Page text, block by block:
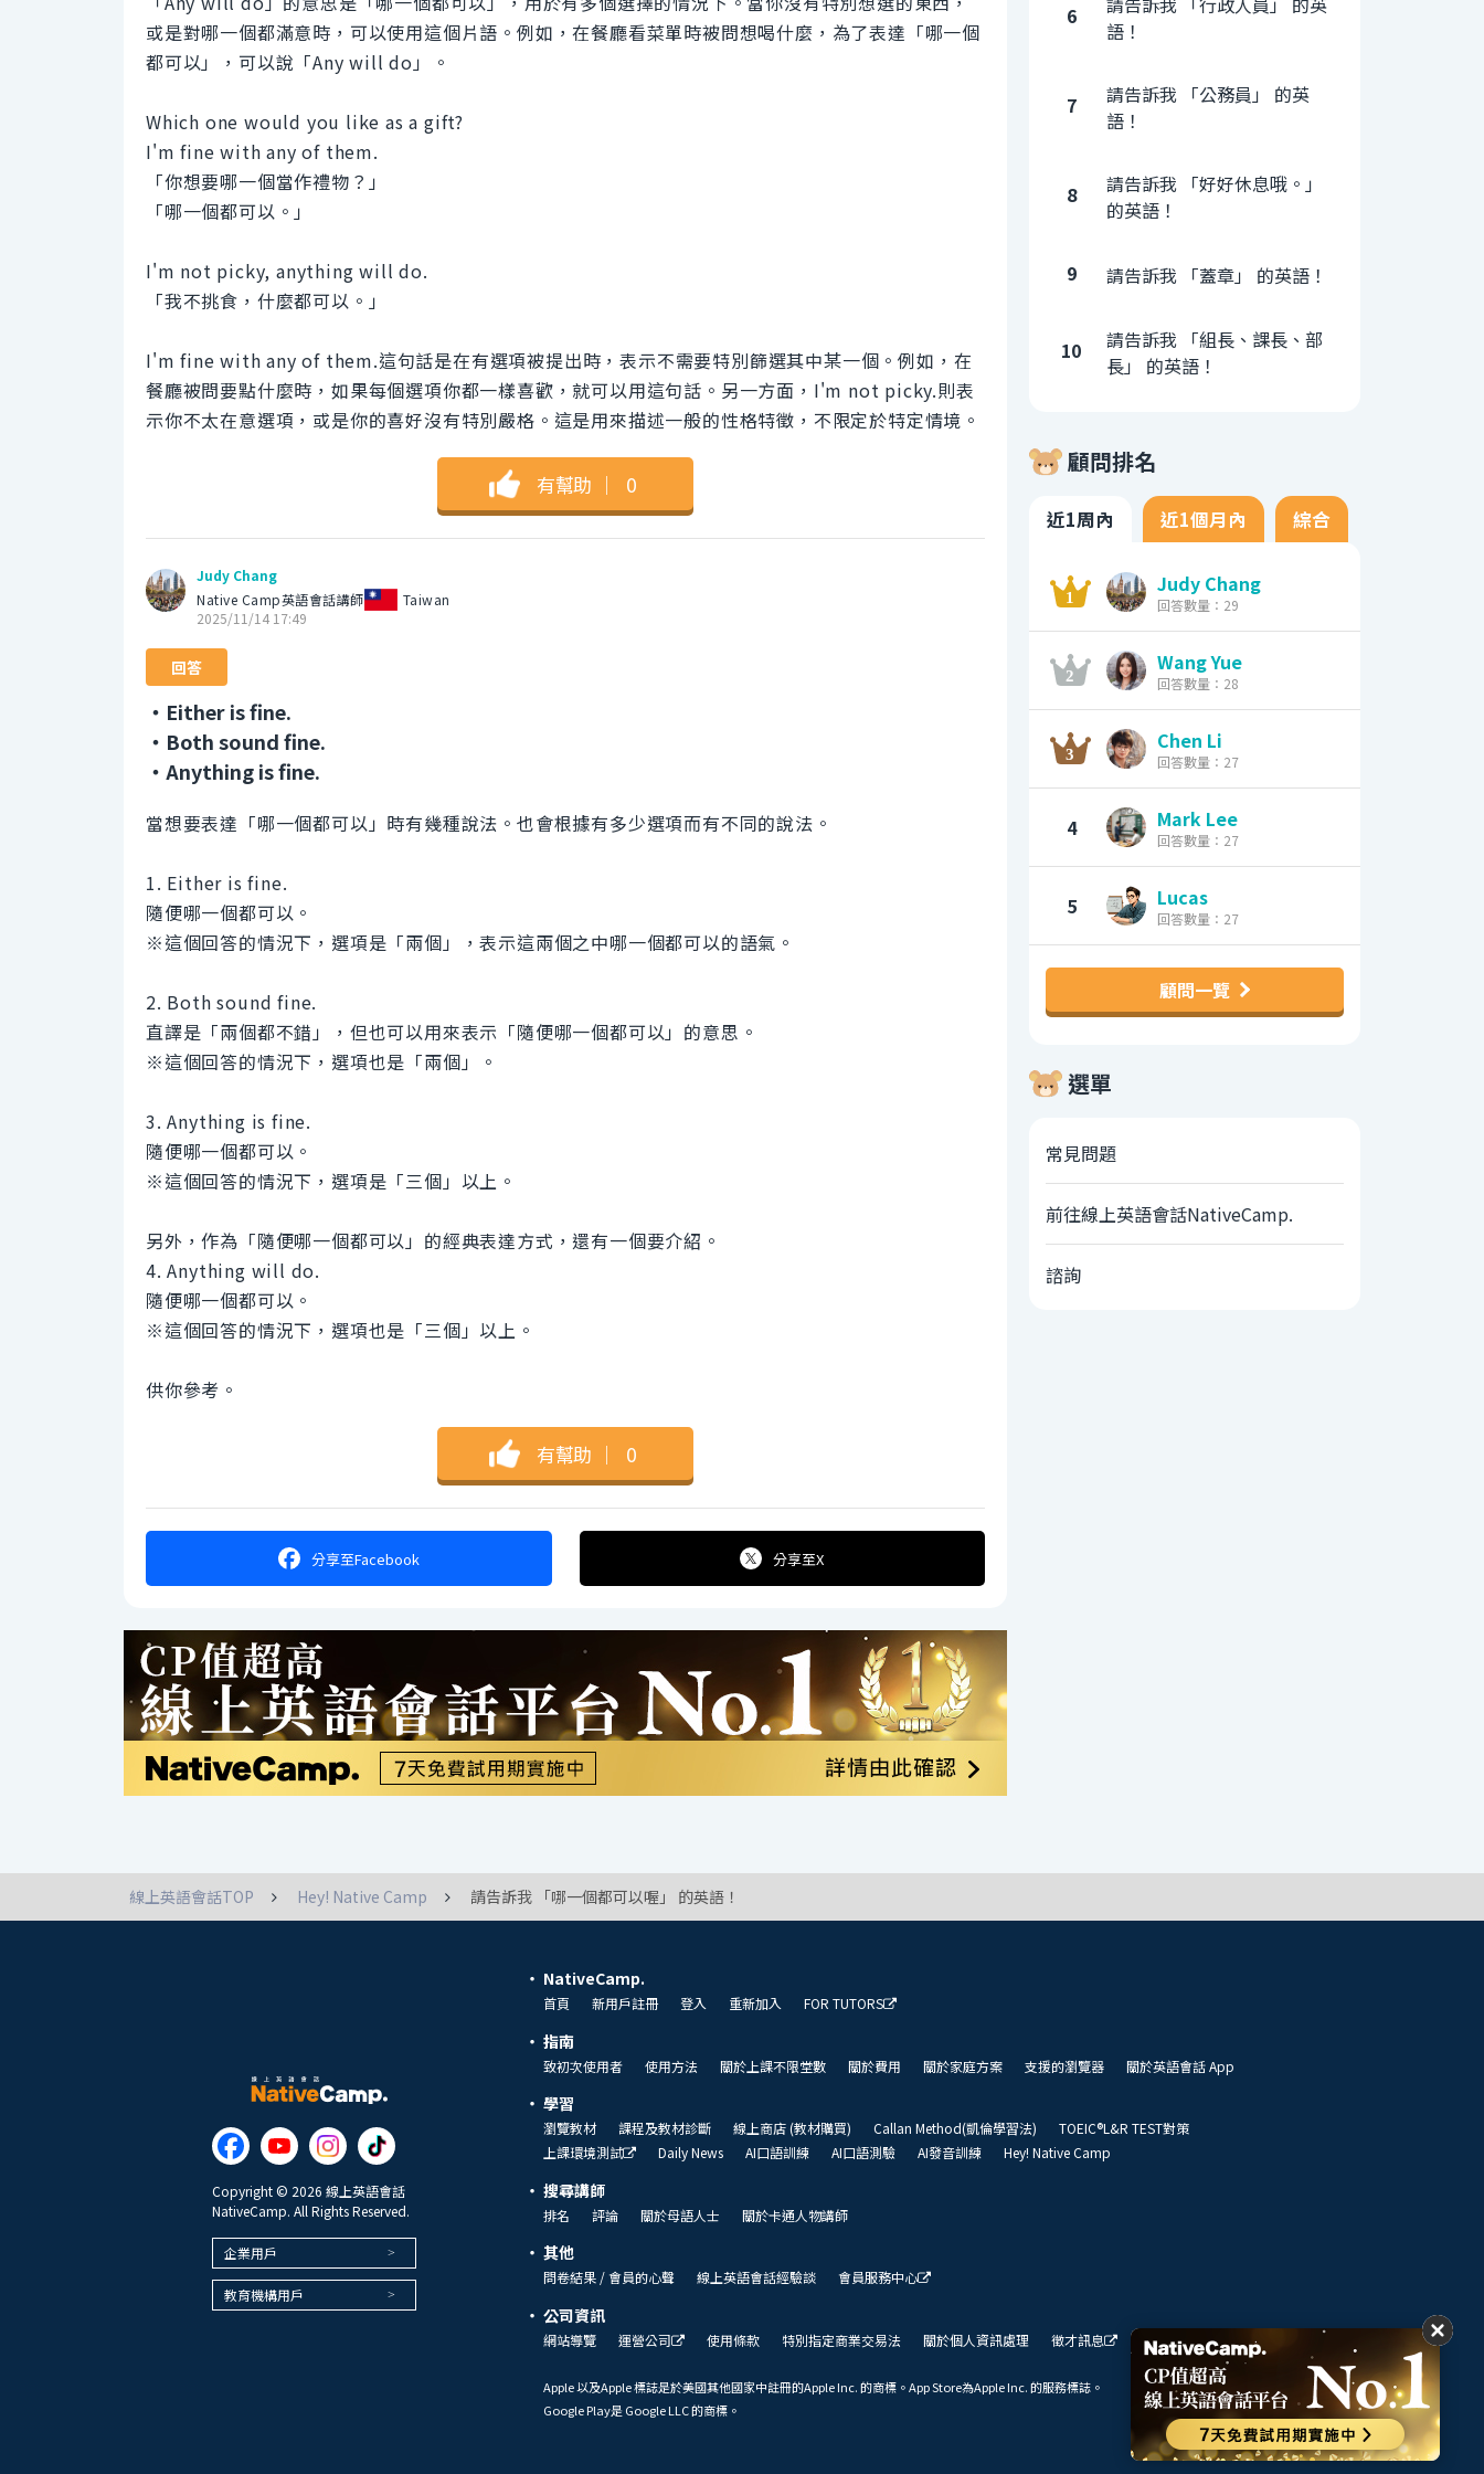
或是對哪一個都滿意時，可以使用這個片語。例如，在餐廳看菜單時被問想喝什麼，為了表達「哪一個
都可以」，可以說「Any will do」。
Which one would you like as a gift?
I'm fine with any of them.
「你想要哪一個當作禮物？」
「哪一個都可以。」
I'm not picky, anything will do.
「我不挑食，什麼都可以。」
I'm fine with any of them.這句話是在有選項被提出時，表示不需要特別篩選其中某一個。例如，在
餐廳被問要點什麼時，如果每個選項你都一樣喜歡，就可以用這句話。另一方面，I'm not picky.則表
示你不太在意選項，或是你的喜好沒有特別嚴格。這是用來描述一般的性格特徵，不限定於特定情境。
有幫助 ｜ 0
Judy Chang
Native Camp英語會話講師
Taiwan
2025/11/14 17:49
回答
・Either is fine.
・Both sound fine.
・Anything is fine.
當想要表達「哪一個都可以」時有幾種說法。也會根據有多少選項而有不同的說法。
1. Either is fine.
隨便哪一個都可以。
※這個回答的情況下，選項是「兩個」，表示這兩個之中哪一個都可以的語氣。
2. Both sound fine.
直譯是「兩個都不錯」，但也可以用來表示「隨便哪一個都可以」的意思。
※這個回答的情況下，選項也是「兩個」。
3. Anything is fine.
隨便哪一個都可以。
※這個回答的情況下，選項是「三個」以上。
另外，作為「隨便哪一個都可以」的經典表達方式，還有一個要介紹。
4. Anything will do.
隨便哪一個都可以。
※這個回答的情況下，選項也是「三個」以上。
供你參考。
有幫助 ｜ 0
分享至Facebook 分享至X
6
語！
7
請告訴我 「公務員」 的英
語！
8
請告訴我 「好好休息哦。」
的英語！
9 請告訴我 「蓋章」 的英語！
10
請告訴我 「組長、課長、部
長」 的英語！
顧問排名
近1周內 近1個月內 綜合
Judy Chang
回答數量：29
Wang Yue
回答數量：28
Chen Li
回答數量：27
4 Mark Lee
回答數量：27
5 Lucas
回答數量：27
顧問一覽
選單
常見問題
前往線上英語會話NativeCamp.
諮詢
線上英語會話TOP Hey! Native Camp 請告訴我 「哪一個都可以喔」 的英語！
Copyright © 2026 線上英語會話
NativeCamp. All Rights Reserved.
企業用戶
教育機構用戶
NativeCamp.
首頁 新用戶註冊 登入 重新加入 FOR TUTORS
指南
致初次使用者 使用方法 關於上課不限堂數 關於費用 關於家庭方案 支援的瀏覽器 關於英語會話 App
學習
瀏覽教材 課程及教材診斷 線上商店 (教材購買) Callan Method(凱倫學習法)
TOEIC®L&R TEST對策
上課環境測試
Daily News AI口語訓練 AI口語測驗 AI發音訓練 Hey! Native Camp
搜尋講師
排名 評論 關於母語人士 關於卡通人物講師
其他
問卷結果 / 會員的心聲 線上英語會話經驗談 會員服務中心
公司資訊
網站導覽 運營公司 使用條款 特別指定商業交易法 關於個人資訊處理 徵才訊息 我們的展望
Apple 以及Apple 標誌是於美國其他國家中註冊的Apple Inc. 的商標。App Store為Apple Inc. 的服務標誌。
Google Play是 Google LLC 的商標。